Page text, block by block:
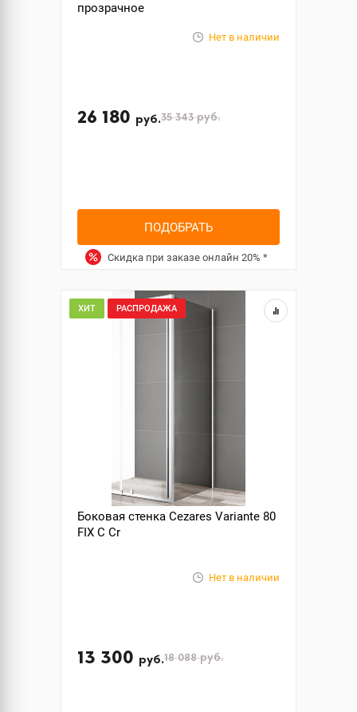
прозрачное
Нет в наличии
26 180 руб.35 343руб.
ПОДОБРАТЬ
Скидка при заказе онлайн 20% *
ХИТ РАСПРОДАЖА
Боковая стенка Cezares Variante 80
FIX C Cr
Нет в наличии
13 300 руб.18 088руб.